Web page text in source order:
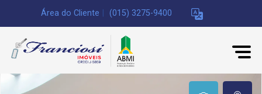
Área do Cliente (015) 3275-9400